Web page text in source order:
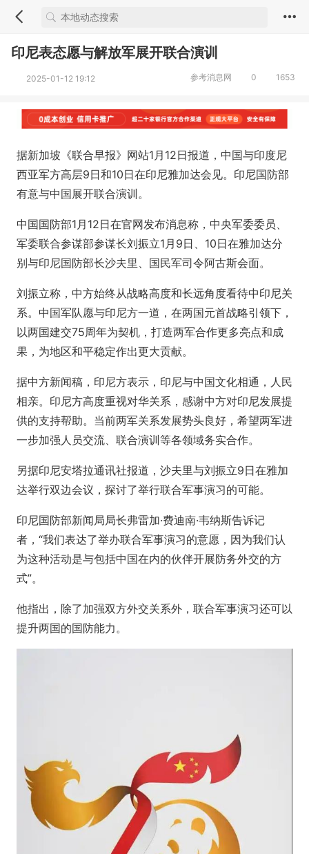
印尼表态愿与解放军展开联合演训
2025-01-12 19:12 1653
0
参考消息网
据新加坡《联合早报》网站1月12日报道，中国与印度尼
西亚军方高层9日和10日在印尼雅加达会见。印尼国防部
有意与中国展开联合演训。
中国国防部1月12日在官网发布消息称，中央军委委员、
军委联合参谋部参谋长刘振立1月9日、10日在雅加达分
别与印尼国防部长沙夫里、国民军司令阿古斯会面。
刘振立称，中方始终从战略高度和长远角度看待中印尼关
系。中国军队愿与印尼方一道，在两国元首战略引领下，
以两国建交75周年为契机，打造两军合作更多亮点和成
果，为地区和平稳定作出更大贡献。
据中方新闻稿，印尼方表示，印尼与中国文化相通，人民
相亲。印尼方高度重视对华关系，感谢中方对印尼发展提
供的支持帮助。当前两军关系发展势头良好，希望两军进
一步加强人员交流、联合演训等各领域务实合作。
另据印尼安塔拉通讯社报道，沙夫里与刘振立9日在雅加
达举行双边会议，探讨了举行联合军事演习的可能。
印尼国防部新闻局局长弗雷加·费迪南·韦纳斯告诉记
者，“我们表达了举办联合军事演习的意愿，因为我们认
为这种活动是与包括中国在内的伙伴开展防务外交的方
式”。
他指出，除了加强双方外交关系外，联合军事演习还可以
提升两国的国防能力。